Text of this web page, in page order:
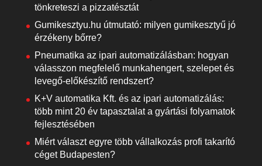
tönkreteszi a pizzatésztát
Gumikesztyu.hu útmutató: milyen gumikesztyű jó
érzékeny bőrre?
Pneumatika az ipari automatizálásban: hogyan
válasszon megfelelő munkahengert, szelepet és
levegő-előkészítő rendszert?
K+V automatika Kft. és az ipari automatizálás:
több mint 20 év tapasztalat a gyártási folyamatok
fejlesztésében
Miért választ egyre több vállalkozás profi takarító
céget Budapesten?